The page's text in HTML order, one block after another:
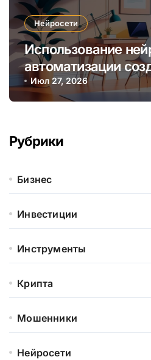
Нейросети
Использование
автоматизации
курсов и
Июл 27, 2026
Рубрики
Бизнес
Инвестиции
Инструменты
Крипта
Мошенники
Нейросети